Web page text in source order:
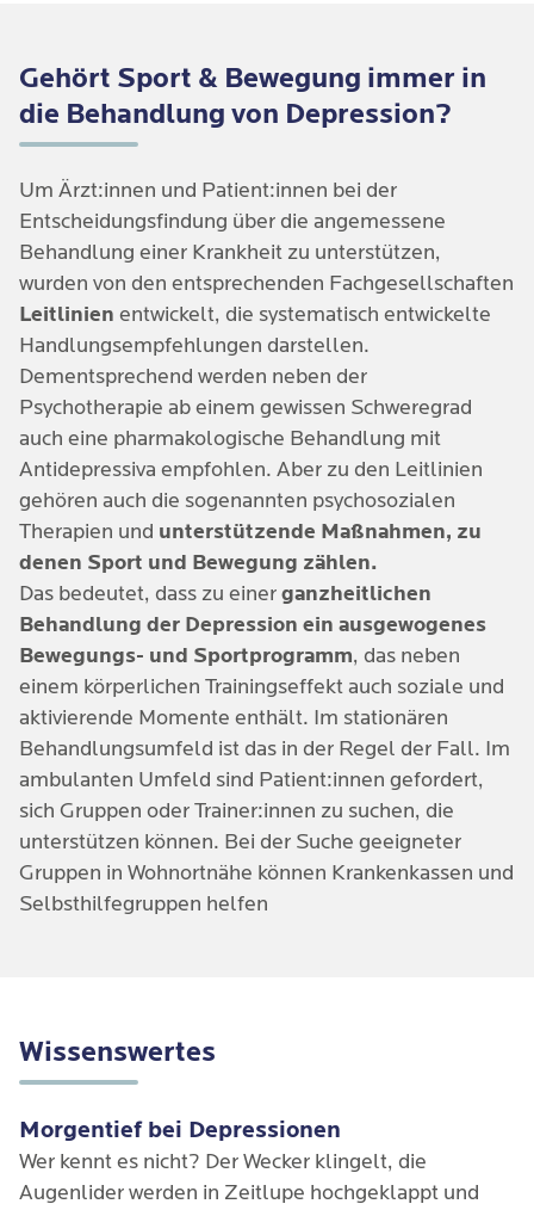
Gehört Sport & Bewegung immer in
die Behandlung von Depression?
Um Ärzt:innen und Patient:innen bei der
Entscheidungsfindung über die angemessene
Behandlung einer Krankheit zu unterstützen,
wurden von den entsprechenden Fachgesellschaften
Leitlinien entwickelt, die systematisch entwickelte
Handlungsempfehlungen darstellen.
Dementsprechend werden neben der
Psychotherapie ab einem gewissen Schweregrad
auch eine pharmakologische Behandlung mit
Antidepressiva empfohlen. Aber zu den Leitlinien
gehören auch die sogenannten psychosozialen
Therapien und unterstützende Maßnahmen, zu
denen Sport und Bewegung zählen.
Das bedeutet, dass zu einerganzheitlichen
Behandlung der Depression ein ausgewogenes
Bewegungs- und Sportprogramm, das neben
einem körperlichen Trainingseffekt auch soziale und
aktivierende Momente enthält. Im stationären
Behandlungsumfeld ist das in der Regel der Fall. Im
ambulanten Umfeld sind Patient:innen gefordert,
sich Gruppen oder Trainer:innen zu suchen, die
unterstützen können. Bei der Suche geeigneter
Gruppen in Wohnortnähe können Krankenkassen und
Selbsthilfegruppen helfen
Wissenswertes
Morgentief bei Depressionen
Wer kennt es nicht? Der Wecker klingelt, die
Augenlider werden in Zeitlupe hochgeklappt und